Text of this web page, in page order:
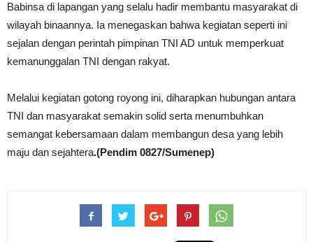
Babinsa di lapangan yang selalu hadir membantu masyarakat di
wilayah binaannya. Ia menegaskan bahwa kegiatan seperti ini
sejalan dengan perintah pimpinan TNI AD untuk memperkuat
kemanunggalan TNI dengan rakyat.
Melalui kegiatan gotong royong ini, diharapkan hubungan antara
TNI dan masyarakat semakin solid serta menumbuhkan
semangat kebersamaan dalam membangun desa yang lebih
maju dan sejahtera.(Pendim 0827/Sumenep)